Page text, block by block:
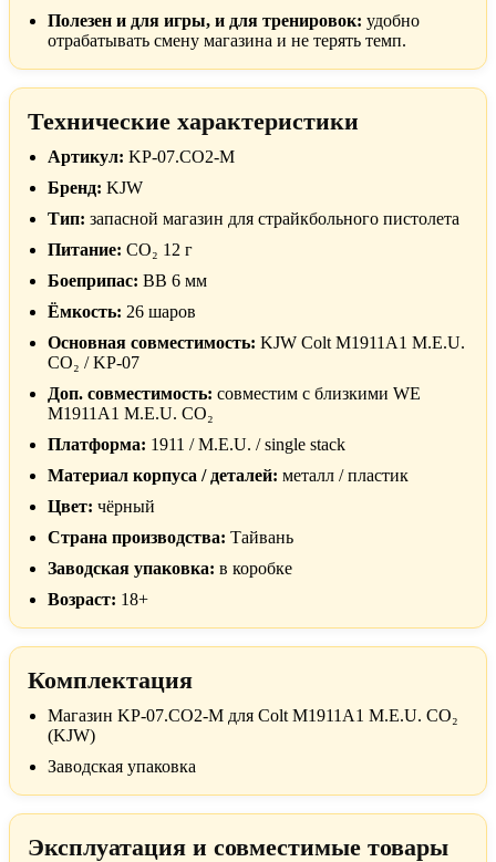
Полезен и для игры, и для тренировок: удобно
отрабатывать смену магазина и не терять темп.
Технические характеристики
Артикул: KP-07.CO2-M
Бренд: KJW
Тип: запасной магазин для страйкбольного пистолета
Питание: CO₂ 12 г
Боеприпас: BB 6 мм
Ёмкость: 26 шаров
Основная совместимость: KJW Colt M1911A1 M.E.U.
CO₂ / KP-07
Доп. совместимость: совместим с близкими WE
M1911A1 M.E.U. CO₂
Платформа: 1911 / M.E.U. / single stack
Материал корпуса / деталей: металл / пластик
Цвет: чёрный
Страна производства: Тайвань
Заводская упаковка: в коробке
Возраст: 18+
Комплектация
Магазин KP-07.CO2-M для Colt M1911A1 M.E.U. CO₂
(KJW)
Заводская упаковка
Эксплуатация и совместимые товары